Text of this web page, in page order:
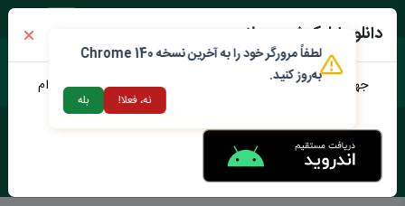
برچسب :
دانلود اپلیکیشن محلات من
جهت دانلود نرم افزار محلات من می توانید از طریق لینک زیر اقدام
لطفاً مرورگر خود را به آخرین نسخه Chrome 140
به‌روز کنید.
نه، فعلا! بله